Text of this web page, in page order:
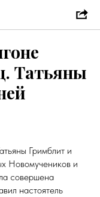
Татьяны
Гримблит и
Новомучеников и
совершена
настоятель